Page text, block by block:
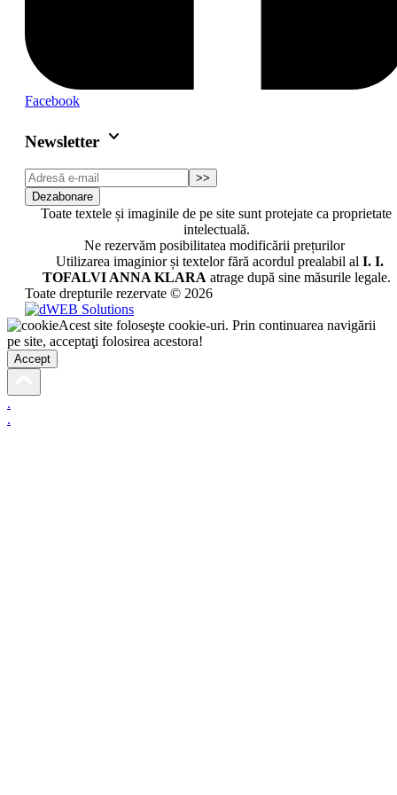
Facebook
Newsletter keyboard_arrow_down
>>
Dezabonare
Toate textele și imaginile de pe site sunt protejate ca proprietate
intelectuală.
Ne rezervăm posibilitatea modificării prețurilor
Utilizarea imaginior și textelor fără acordul prealabil al I. I.
TOFALVI ANNA KLARA atrage după sine măsurile legale.
Toate drepturile rezervate © 2026
Acest site foloseşte cookie-uri. Prin continuarea navigării
pe site, acceptaţi folosirea acestora!
Accept
.
.